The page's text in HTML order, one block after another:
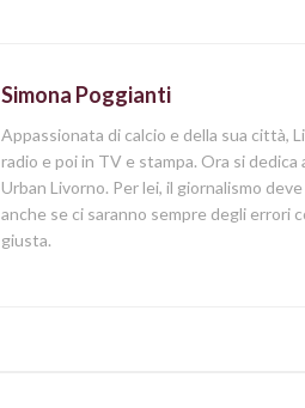
Simona Poggianti
Appassionata di calcio e della sua città,
radio e poi in TV e stampa. Ora si
Urban Livorno. Per lei, il giornalismo
anche se ci saranno sempre degli errori
giusta.